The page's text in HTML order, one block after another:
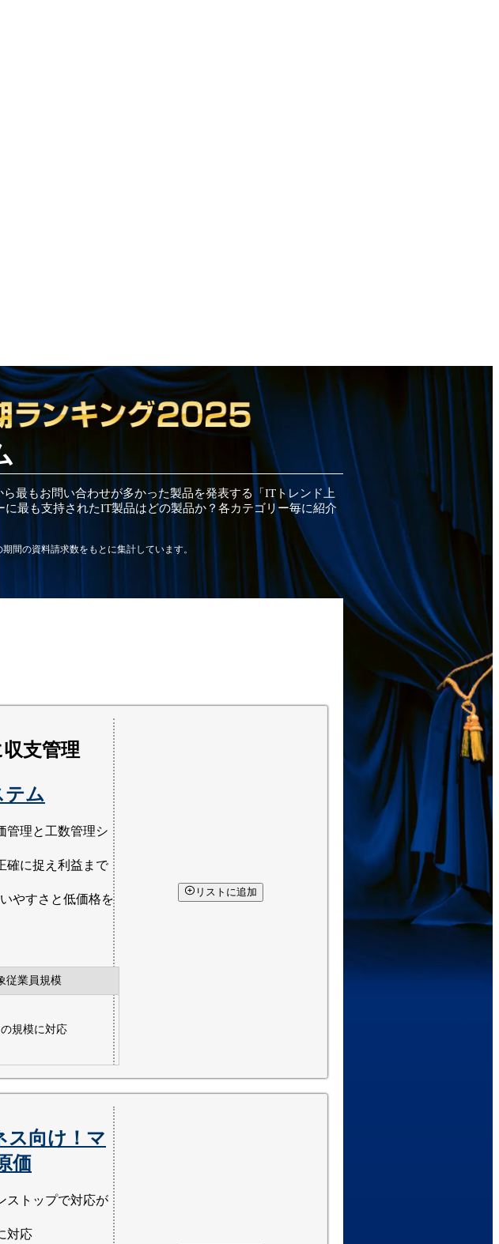
最もお問い合わせが多かった製品を発表する「ITトレンド上
に最も支持されたIT製品はどの製品か？各カテゴリー毎に紹介
期間の資料請求数をもとに集計しています。
支管理
テム
管理と工数管理シ
確に捉え利益まで
やすさと低価格を
従業員規模
規模に対応
リストに追加
ス向け！マ
価
ストップで対応が
対応